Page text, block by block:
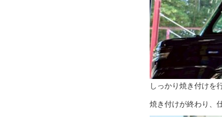
しっかり焼き付けを
焼き付けが終わり、